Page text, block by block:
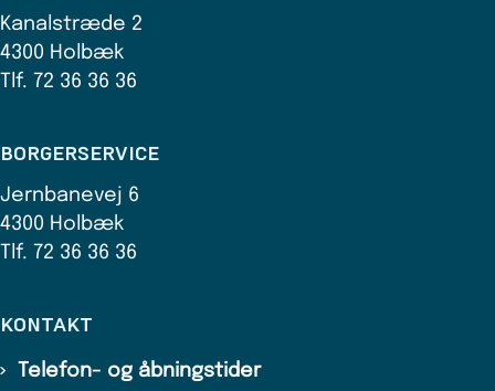
Kanalstræde 2
4300 Holbæk
Tlf. 72 36 36 36
BORGERSERVICE
Jernbanevej 6
4300 Holbæk
Tlf. 72 36 36 36
KONTAKT
Telefon- og åbningstider